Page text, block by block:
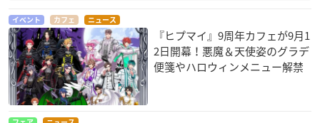
イベント カフェ ニュース
『ヒプマイ』9周年カフェが9月1
2日開幕！悪魔＆天使姿のグラデ
便箋やハロウィンメニュー解禁